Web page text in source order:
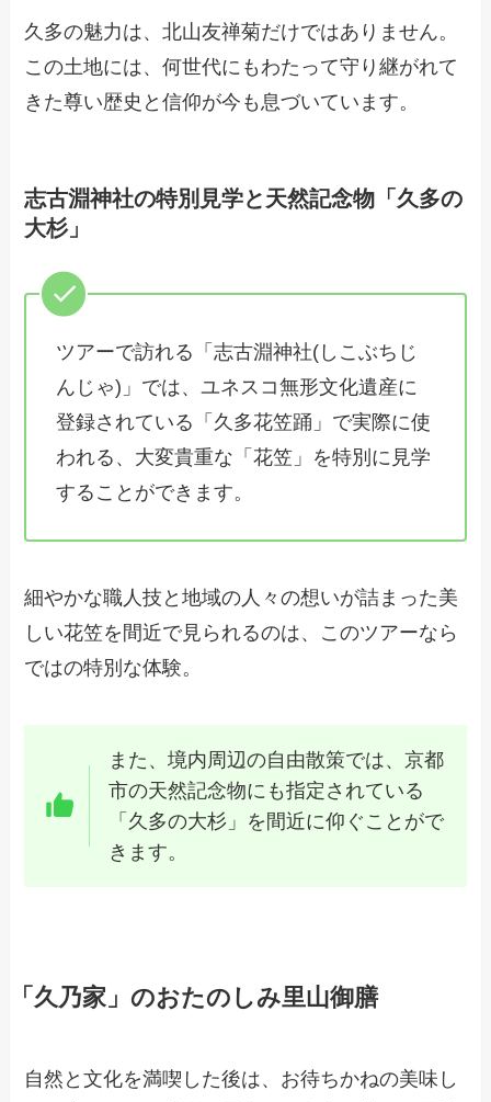
久多の魅力は、北山友禅菊だけではありません。
この土地には、何世代にもわたって守り継がれて
きた尊い歴史と信仰が今も息づいています。
志古淵神社の特別見学と天然記念物「久多の
大杉」
ツアーで訪れる「志古淵神社(しこぶちじ
んじゃ)」では、ユネスコ無形文化遺産に
登録されている「久多花笠踊」で実際に使
われる、大変貴重な「花笠」を特別に見学
することができます。
細やかな職人技と地域の人々の想いが詰まった美
しい花笠を間近で見られるのは、このツアーなら
ではの特別な体験。
また、境内周辺の自由散策では、京都
市の天然記念物にも指定されている
「久多の大杉」を間近に仰ぐことがで
きます。
「久乃家」のおたのしみ里山御膳
自然と文化を満喫した後は、お待ちかねの美味し